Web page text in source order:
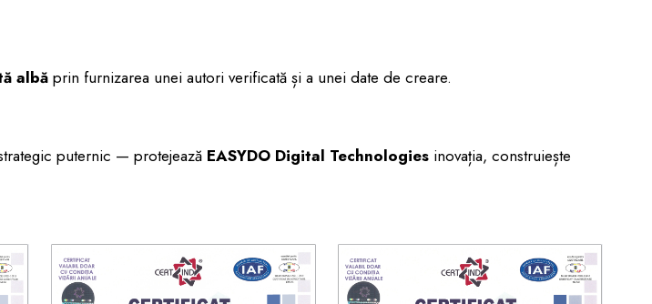
albă prin furnizarea unei autori verificată și a unei date de creare.
puternic — protejează EASYDO Digital Technologies inovația, construiește